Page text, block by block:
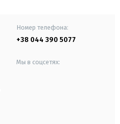
Номер телефона:
+38 044 390 5077
Мы в соцсетях: